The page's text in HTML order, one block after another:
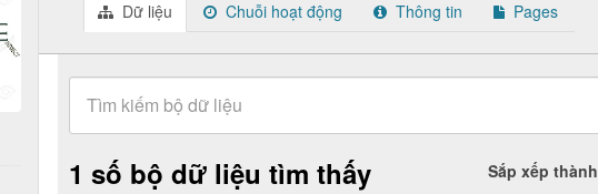
Dữ liệu Chuỗi hoạt động Thông tin Pages
Sắp xếp thành
1 số bộ dữ liệu tìm thấy